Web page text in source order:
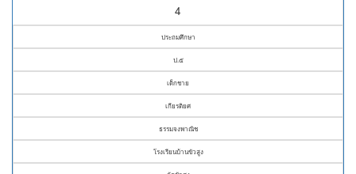
4
ประถมศึกษา
ป.๕
เด็กชาย
เกียรติยศ
ธรรมจงพาณิช
โรงเรียนบ้านขัวสูง